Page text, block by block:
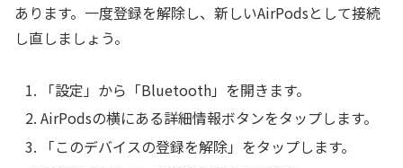
あります。一度登録を解除し、新しいAirPodsとして接続
し直しましょう。
「設定」から「Bluetooth」を開きます。
AirPodsの横にある詳細情報ボタンをタップします。
「このデバイスの登録を解除」をタップします。